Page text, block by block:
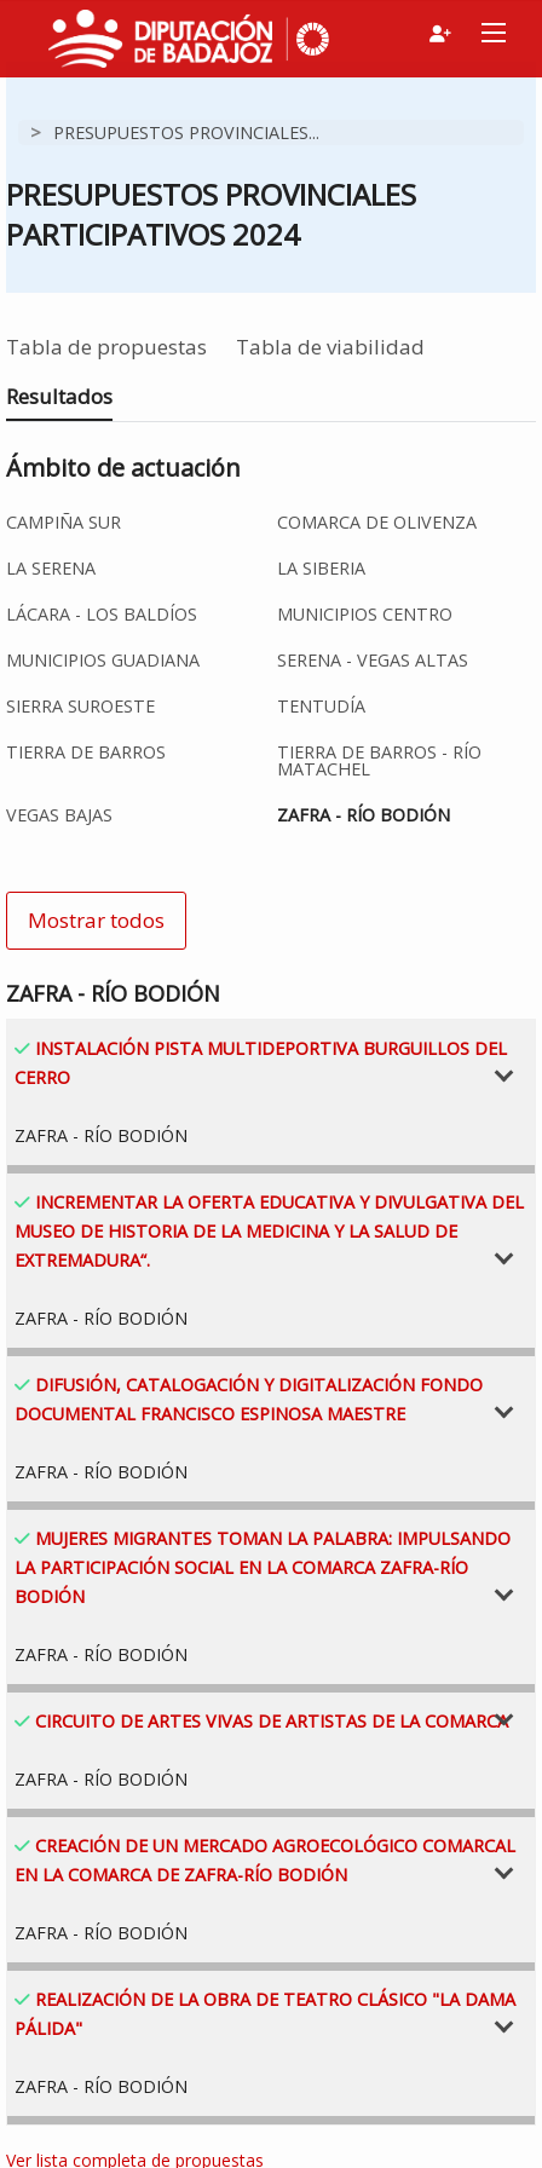
> PRESUPUESTOS PROVINCIALES...
PRESUPUESTOS PROVINCIALES
PARTICIPATIVOS 2024
Tabla de propuestas Estás en
Tabla de viabilidad
Resultados
Ámbito de actuación
CAMPIÑA SUR
COMARCA DE OLIVENZA
LA SERENA
LA SIBERIA
LÁCARA - LOS BALDÍOS
MUNICIPIOS CENTRO
MUNICIPIOS GUADIANA
SERENA - VEGAS ALTAS
SIERRA SUROESTE
TENTUDÍA
TIERRA DE BARROS
TIERRA DE BARROS - RÍO
MATACHEL
VEGAS BAJAS
ZAFRA - RÍO BODIÓN
Mostrar todos
ZAFRA - RÍO BODIÓN
PROYECTO DE GASTO ACEPTADO:
INSTALACIÓN PISTA MULTIDEPORTIVA BURGUILLOS DEL
CERRO
ZAFRA - RÍO BODIÓN
269.0
269269
PROYECTO DE GASTO ACEPTADO:
INCREMENTAR LA OFERTA EDUCATIVA Y DIVULGATIVA DEL
MUSEO DE HISTORIA DE LA MEDICINA Y LA SALUD DE
EXTREMADURA“.
ZAFRA - RÍO BODIÓN
75.34
78 76
35.000 €
PROYECTO DE GASTO ACEPTADO:
DIFUSIÓN, CATALOGACIÓN Y DIGITALIZACIÓN FONDO
DOCUMENTAL FRANCISCO ESPINOSA MAESTRE
ZAFRA - RÍO BODIÓN
64.0
64 64
PROYECTO DE GASTO ACEPTADO:
MUJERES MIGRANTES TOMAN LA PALABRA: IMPULSANDO
LA PARTICIPACIÓN SOCIAL EN LA COMARCA ZAFRA-RÍO
BODIÓN
ZAFRA - RÍO BODIÓN
58.34
61 59
PROYECTO DE GASTO ACEPTADO:
CIRCUITO DE ARTES VIVAS DE ARTISTAS DE LA COMARCA
ZAFRA - RÍO BODIÓN
35.0
35 35
47.600 €
PROYECTO DE GASTO ACEPTADO:
CREACIÓN DE UN MERCADO AGROECOLÓGICO COMARCAL
EN LA COMARCA DE ZAFRA-RÍO BODIÓN
ZAFRA - RÍO BODIÓN
33.0
33 33
32.000 €19.001 €
PROYECTO DE GASTO ACEPTADO:
REALIZACIÓN DE LA OBRA DE TEATRO CLÁSICO "LA DAMA
PÁLIDA"
ZAFRA - RÍO BODIÓN
29.0
29 29
Ver lista completa de propuestas